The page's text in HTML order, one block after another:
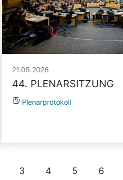
21.05.2026
44. PLENARSITZUNG
Plenarprotokoll
3 4 5 6